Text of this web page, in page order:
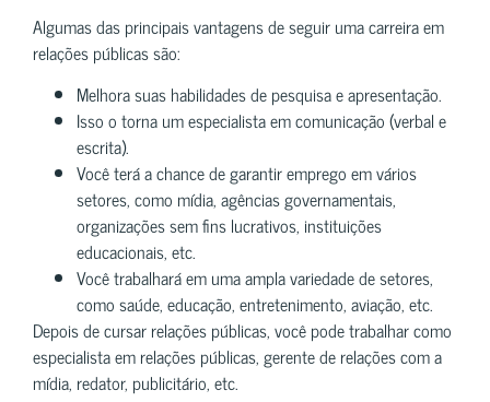
Algumas das principais vantagens de seguir uma carreira em
relações públicas são:
Melhora suas habilidades de pesquisa e apresentação.
Isso o torna um especialista em comunicação (verbal e
escrita).
Você terá a chance de garantir emprego em vários
setores, como mídia, agências governamentais,
organizações sem fins lucrativos, instituições
educacionais, etc.
Você trabalhará em uma ampla variedade de setores,
como saúde, educação, entretenimento, aviação, etc.
Depois de cursar relações públicas, você pode trabalhar como
especialista em relações públicas, gerente de relações com a
mídia, redator, publicitário, etc.